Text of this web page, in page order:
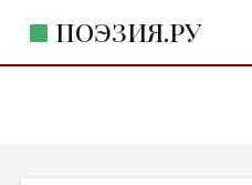
ПОЭЗИЯ.РУ